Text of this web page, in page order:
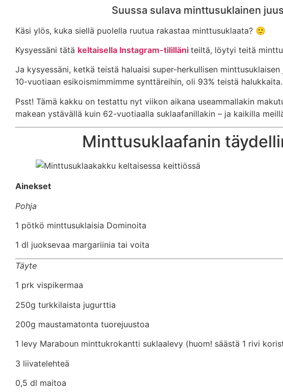
Suussa sulava minttusuklainen
Käsi ylös, kuka siellä puolella ruutua rakastaa minttusuklaata? 🙂
Kysyessäni tätä keltaisella Instagram-tililläni teiltä, löytyi teitä
Ja kysyessäni, ketkä teistä haluaisi super-herkullisen
10-vuotiaan esikoismimmimme synttäreihin, oli 93% teistä
Psst! Tämä kakku on testattu nyt viikon aikana useammallakin
makean ystävällä kuin 62-vuotiaalla suklaafanillakin – ja kaikilla
Minttusuklaafanin
Ainekset
Pohja
1 pötkö minttusuklaisia Dominoita
1 dl juoksevaa margariinia tai voita
Täyte
1 prk vispikermaa
250g turkkilaista jugurttia
200g maustamatonta tuorejuustoa
1 levy Maraboun minttukrokantti suklaalevy (huom! säästä 1 rivi
3 liivatelehteä
0,5 dl maitoa